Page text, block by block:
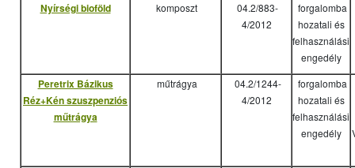
Nyírségi bioföld komposzt
04.2/883-
4/2012
forgalomba
hozatali és
felhasználási
engedély
Peretrix Bázikus
Réz+Kén szuszpenziós
műtrágya
műtrágya
04.2/1244-
4/2012
forgalomba
hozatali és
felhasználási
engedély